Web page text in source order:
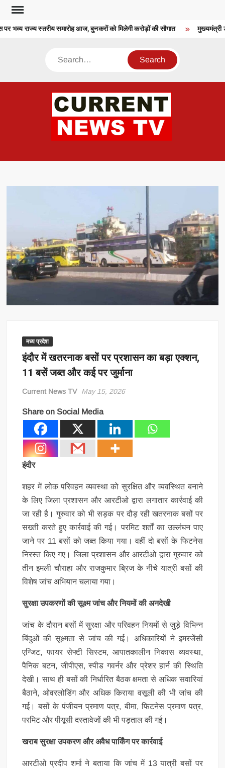
Skip
content
भव्य राज्य स्तरीय समारोह आज, बुनकरों को मिलेगी करोड़ों की सौगात मुख्यमंत्री
Search
मध्य प्रदेश
इंदौर में खतरनाक बसों पर प्रशासन का बड़ा एक्शन,
11 बसें जब्त और कई पर जुर्माना
Current News TV May 15, 2026
Share on Social Media
इंदौर
शहर में लोक परिवहन व्यवस्था को सुरक्षित और व्यवस्थित बनाने
के लिए जिला प्रशासन और आरटीओ द्वारा लगातार कार्रवाई की
जा रही है। गुरुवार को भी सड़क पर दौड़ रही खतरनाक बसों पर
सख्ती करते हुए कार्रवाई की गई। परमिट शर्तों का उल्लंघन पाए
जाने पर 11 बसों को जब्त किया गया। वहीं दो बसों के फिटनेस
निरस्त किए गए। जिला प्रशासन और आरटीओ द्वारा गुरुवार को
तीन इमली चौराहा और राजकुमार ब्रिज के नीचे यात्री बसों की
विशेष जांच अभियान चलाया गया।
सुरक्षा उपकरणों की सूक्ष्म जांच और नियमों की अनदेखी
जांच के दौरान बसों में सुरक्षा और परिवहन नियमों से जुड़े विभिन्न
बिंदुओं की सूक्ष्मता से जांच की गई। अधिकारियों ने इमरजेंसी
एग्जिट, फायर सेफ्टी सिस्टम, आपातकालीन निकास व्यवस्था,
पैनिक बटन, जीपीएस, स्पीड गवर्नर और प्रेशर हार्न की स्थिति
देखी। साथ ही बसों की निर्धारित बैठक क्षमता से अधिक सवारियां
बैठाने, ओवरलोडिंग और अधिक किराया वसूली की भी जांच की
गई। बसों के पंजीयन प्रमाण पत्र, बीमा, फिटनेस प्रमाण पत्र,
परमिट और पीयूसी दस्तावेजों की भी पड़ताल की गई।
खराब सुरक्षा उपकरण और अवैध पार्किंग पर कार्रवाई
आरटीओ प्रदीप शर्मा ने बताया कि जांच में 13 यात्री बसों पर